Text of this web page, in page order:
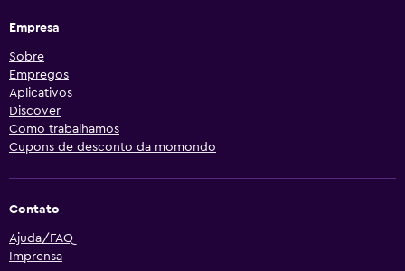
Empresa
Sobre
Empregos
Aplicativos
Discover
Como trabalhamos
Cupons de desconto da momondo
Contato
Ajuda/FAQ
Imprensa